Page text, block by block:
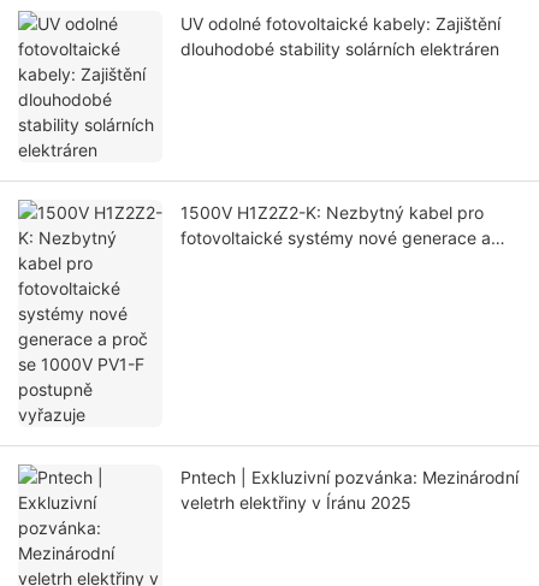
UV odolné fotovoltaické kabely: Zajištění
dlouhodobé stability solárních elektráren
1500V H1Z2Z2-K: Nezbytný kabel pro
fotovoltaické systémy nové generace a
Pntech | Exkluzivní pozvánka: Mezinárodní
veletrh elektřiny v Íránu 2025